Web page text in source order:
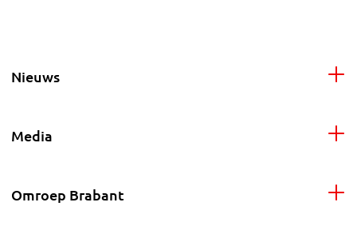
Nieuws
Media
Omroep Brabant